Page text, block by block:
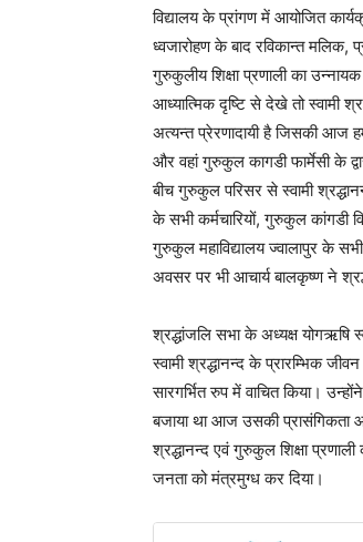
विद्यालय के प्रांगण में आयोजित
ध्वजारोहण के बाद रविकान्त मलिक,
गुरुकुलीय शिक्षा प्रणाली का
आध्यात्मिक दृष्टि से देखे तो स्वामी
अत्यन्त प्रेरणादायी है जिसकी आज
और वहां गुरुकुल कागडी फार्मेसी के
बीच गुरुकुल परिसर से स्वामी
के सभी कर्मचारियों, गुरुकुल कांगडी
गुरुकुल महाविद्यालय ज्वालापुर के
अवसर पर भी आचार्य बालकृष्ण ने
श्रद्धांजलि सभा के अध्यक्ष योगऋषि
स्वामी श्रद्धानन्द के प्रारम्भिक
सारगर्भित रुप में वाचित किया।
बजाया था आज उसकी प्रासंगिकता
श्रद्धानन्द एवं गुरुकुल शिक्षा प्रणाली
जनता को मंत्रमुग्ध कर दिया।